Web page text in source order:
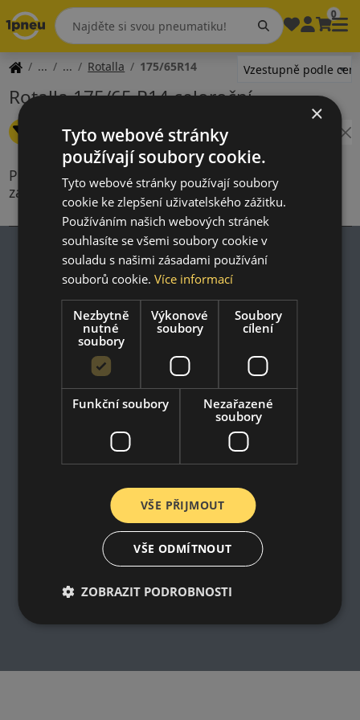
0
Rotalla 175/65R14
Rotalla 175/65 R14 celoroční
Změnit filtr Šířka: 175 Výška: 65
Produkty splňující kritéria vyhledávání nejsou
zahrnuty v naší nabídce
Impresum
Zásady ochrany osobních údajů
Nákupní podmínky
Impresum
Dodací a platební podmínky
Online prohlášení o odstoupení od smlouvy
×
Tyto webové stránky
používají soubory cookie.
Tyto webové stránky používají soubory
cookie ke zlepšení uživatelského zážitku.
Používáním našich webových stránek
souhlasíte se všemi soubory cookie v
souladu s našimi zásadami používání
souborů cookie.Více informací
Nezbytně
nutné
soubory
Výkonové
soubory
Soubory
cílení
Funkční soubory
Nezařazené
soubory
VŠE PŘIJMOUT
VŠE ODMÍTNOUT
ZOBRAZIT PODROBNOSTI